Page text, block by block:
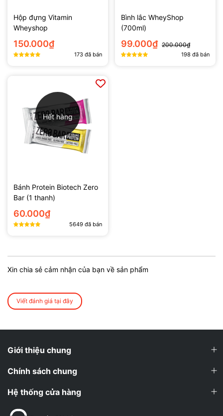
Hộp đựng Vitamin
Wheyshop
150.000₫
173 đã bán
Bình lắc WheyShop
(700ml)
99.000₫ 200.000₫
198 đã bán
Hết hàng
Bánh Protein Biotech Zero
Bar (1 thanh)
60.000₫
5649 đã bán
Xin chia sẻ cảm nhận của bạn về sản phẩm
Viết đánh giá tại đây
Giới thiệu chung
Chính sách chung
Hệ thống cửa hàng